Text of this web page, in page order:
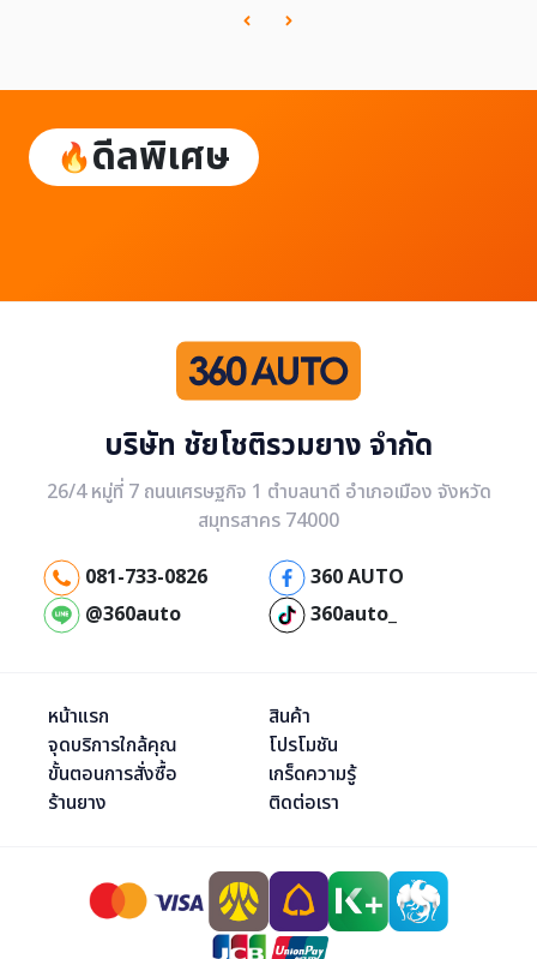
ดีลพิเศษ
บริษัท ชัยโชติรวมยาง จำกัด
26/4 หมู่ที่ 7 ถนนเศรษฐกิจ 1 ตำบลนาดี อำเภอเมือง จังหวัด
สมุทรสาคร 74000
081-733-0826
360 AUTO
@360auto
360auto_
หน้าแรก
สินค้า
จุดบริการใกล้คุณ
โปรโมชัน
ขั้นตอนการสั่งซื้อ
เกร็ดความรู้
ร้านยาง
ติดต่อเรา